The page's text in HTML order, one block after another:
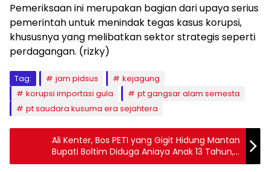
Pemeriksaan ini merupakan bagian dari upaya serius
pemerintah untuk menindak tegas kasus korupsi,
khususnya yang melibatkan sektor strategis seperti
perdagangan. (rizky)
Tag: jam pidsus
kejagung
korupsi importasi gula
pt gangsar alam semesta
pt saudara kusuma era sejahtera
Ali Kenter, Bos PETI yang Gigit Hidung Mantan
Bupati Boltim Diduga Aniaya Anak 13 Tahun,
Korban Diikat dan Dibuang ke Telaga